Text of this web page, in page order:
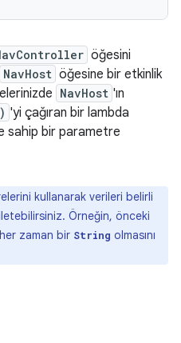
öğesini
NavHost öğesine bir etkinlik
NavHost 'ın
'yi çağıran bir lambda
sahip bir parametre
kullanarak verileri belirli
Örneğin, önceki
zaman bir String olmasını